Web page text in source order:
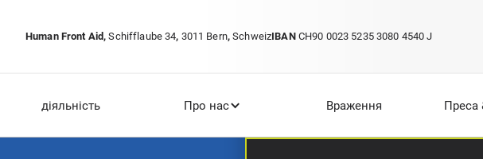
Human Front Aid,Schifflaube 34, 3011 Bern,SchweizIBAN CH90 0023 5235 3080 4540 J
діяльність Про нас Враження Преса